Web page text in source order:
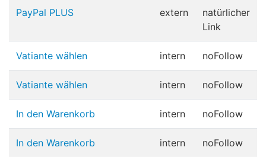
PayPal PLUS extern
natürlicher
Link
Vatiante wählen intern noFollow
Vatiante wählen intern noFollow
In den Warenkorb intern noFollow
In den Warenkorb intern noFollow